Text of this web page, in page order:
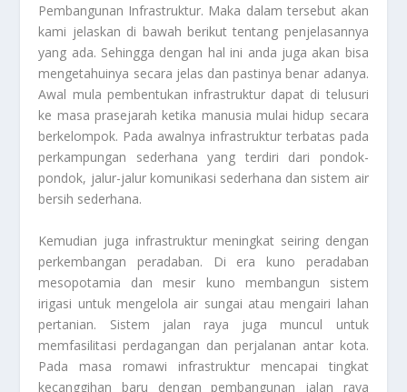
Pembangunan Infrastruktur. Maka dalam tersebut akan
kami jelaskan di bawah berikut tentang penjelasannya
yang ada. Sehingga dengan hal ini anda juga akan bisa
mengetahuinya secara jelas dan pastinya benar adanya.
Awal mula pembentukan infrastruktur dapat di telusuri
ke masa prasejarah ketika manusia mulai hidup secara
berkelompok. Pada awalnya infrastruktur terbatas pada
perkampungan sederhana yang terdiri dari pondok-
pondok, jalur-jalur komunikasi sederhana dan sistem air
bersih sederhana.
Kemudian juga infrastruktur meningkat seiring dengan
perkembangan peradaban. Di era kuno peradaban
mesopotamia dan mesir kuno membangun sistem
irigasi untuk mengelola air sungai atau mengairi lahan
pertanian. Sistem jalan raya juga muncul untuk
memfasilitasi perdagangan dan perjalanan antar kota.
Pada masa romawi infrastruktur mencapai tingkat
kecanggihan baru dengan pembangunan jalan raya